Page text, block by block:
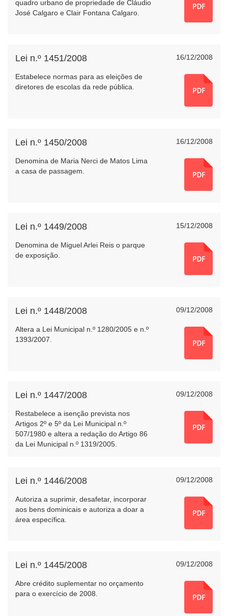
quadro urbano de propriedade de Cláudio
José Calgaro e Clair Fontana Calgaro.
16/12/2008
Lei n.º 1451/2008
Estabelece normas para as eleições de
diretores de escolas da rede pública.
16/12/2008
Lei n.º 1450/2008
Denomina de Maria Nerci de Matos Lima
a casa de passagem.
15/12/2008
Lei n.º 1449/2008
Denomina de Miguel Arlei Reis o parque
de exposição.
09/12/2008
Lei n.º 1448/2008
Altera a Lei Municipal n.º 1280/2005 e n.º
1393/2007.
09/12/2008
Lei n.º 1447/2008
Restabelece a isenção prevista nos
Artigos 2º e 5º da Lei Municipal n.º
507/1980 e altera a redação do Artigo 86
da Lei Municipal n.º 1319/2005.
09/12/2008
Lei n.º 1446/2008
Autoriza a suprimir, desafetar, incorporar
aos bens dominicais e autoriza a doar a
área específica.
09/12/2008
Lei n.º 1445/2008
Abre crédito suplementar no orçamento
para o exercício de 2008.